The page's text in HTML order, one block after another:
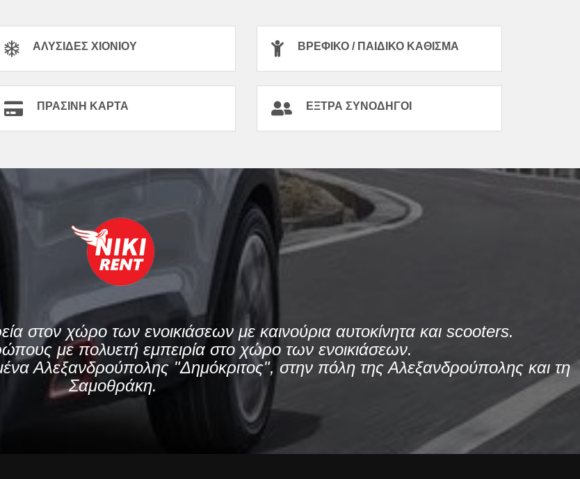
ΑΛΥΣΊΔΕΣ ΧΙΟΝΙΟΎ ΒΡΕΦΙΚΌ / ΠΑΙΔΙΚΌ ΚΆΘΙΣΜΑ
ΠΡΆΣΙΝΗ ΚΆΡΤΑ ΈΞΤΡΑ ΣΥΝΟΔΗΓΟΊ
στον χώρο των ενοικιάσεων με καινούρια αυτοκίνητα και scooters.
με πολυετή εμπειρία στο χώρο των ενοικιάσεων.
Αλεξανδρούπολης "Δημόκριτος", στην πόλη της Αλεξανδρούπολης και τη
Σαμοθράκη.